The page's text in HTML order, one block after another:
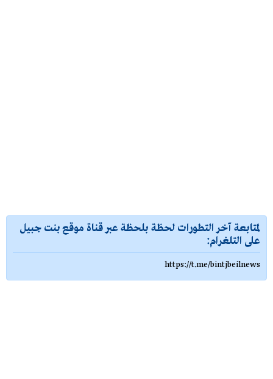
لمتابعة آخر التطورات لحظة بلحظة عبر قناة موقع بنت جبيل
على التلغرام:
https://t.me/bintjbeilnews